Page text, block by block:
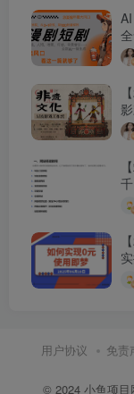
用户协议 免责
© 2024 小鱼项目